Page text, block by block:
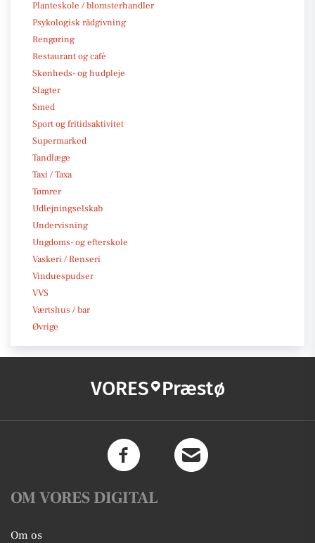
Planteskole / blomsterhandler
Psykologisk rådgivning
Rengøring
Restaurant og café
Skønheds- og hudpleje
Slagter
Smed
Sport og fritidsaktivitet
Supermarked
Tandlæge
Taxi / Taxa
Tømrer
Udlejningselskab
Undervisning
Ungdoms- og efterskole
Vaskeri / Renseri
Vinduespudser
VVS
Værtshus / bar
Øvrige
VORES Præstø
OM VORES DIGITAL
Om os